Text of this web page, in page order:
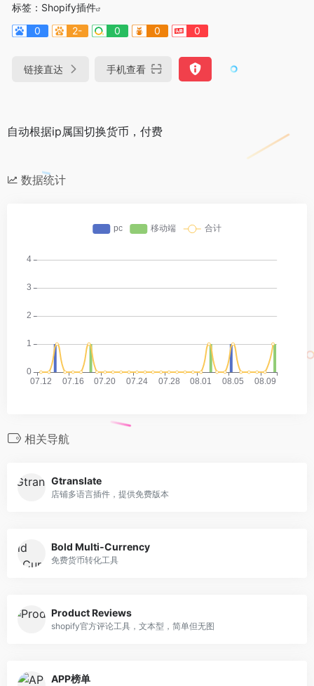
标签： Shopify插件
0
2- 0 0 0
链接直达 手机查看
自动根据ip属国切换货币，付费
数据统计
相关导航
Gtranslate
店铺多语言插件，提供免费版本
Bold Multi‑Currency
免费货币转化工具
Product Reviews
shopify官方评论工具，文本型，简单但无图
APP榜单